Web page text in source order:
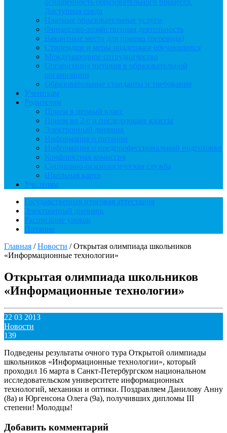
оснащенность образовательного процесса.
Доступная среда
Платные образовательные услуги
Финансово-хозяйственная деятельность
Вакантные места для приема (перевода)
Стипендии и меры поддержки обучающихся
Международное сотрудничество
Организация питания в образовательной
организации
Образовательные стандарты и требования
Ученикам
Родителям
Прием в первый класс
Прием во 2-е и последующие классы
Электронный дневник
Информация о питании
Информация о предпрофессиональной подготовке
Конфликтная комиссия
Социально-психологическая служба
Школьная карта
Учителям
Государственная итоговая аттестация
Электронный дневник
Расписание уроков
Питание
Главная /Новости /Открытая олимпиада школьников
«Информационные технологии»
Открытая олимпиада школьников
«Информационные технологии»
22 03 2013
Новости
139
Подведены результаты очного тура Открытой олимпиады
школьников «Информационные технологии», который
проходил 16 марта в Санкт-Петербургском национальном
исследовательском университете информационных
технологий, механики и оптики. Поздравляем Данилову Анну
(8а) и Юргенсона Олега (9а), получивших дипломы III
степени! Молодцы!
Добавить комментарий